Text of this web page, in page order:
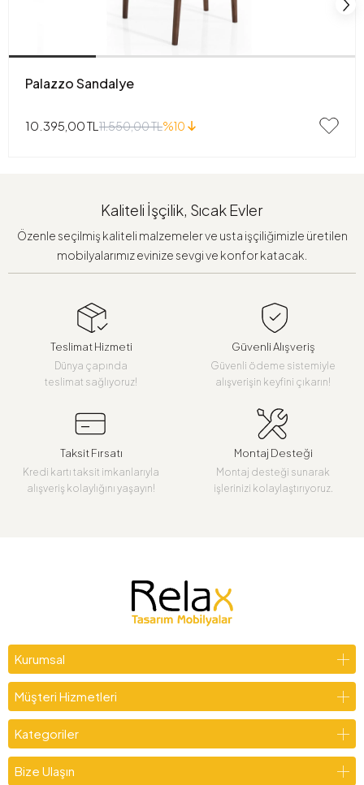
Palazzo Sandalye
10.395,00 TL 11.550,00 TL%10
Kaliteli İşçilik, Sıcak Evler
Özenle seçilmiş kaliteli malzemeler ve usta işçiliğimizle üretilen
mobilyalarımız evinize sevgi ve konfor katacak.
Teslimat Hizmeti
Dünya çapında
teslimat sağlıyoruz!
Güvenli Alışveriş
Güvenli ödeme sistemiyle
alışverişin keyfini çıkarın!
Taksit Fırsatı
Kredi kartı taksit imkanlarıyla
alışveriş kolaylığını yaşayın!
Montaj Desteği
Montaj desteği sunarak
işlerinizi kolaylaştırıyoruz.
Kurumsal
Müşteri Hizmetleri
Kategoriler
Bize Ulaşın